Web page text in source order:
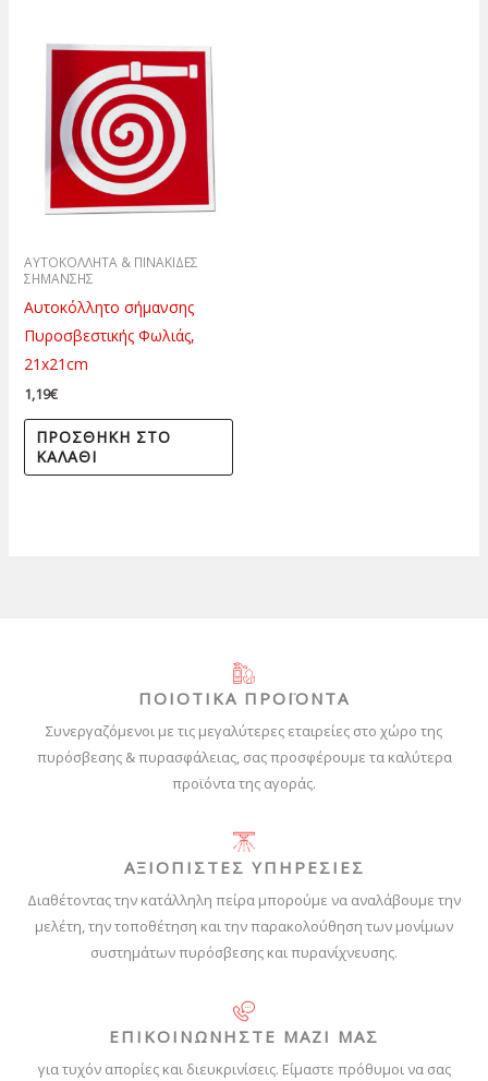
ΑΥΤΟΚΟΛΛΗΤΑ & ΠΙΝΑΚΙΔΕΣ
ΣΗΜΑΝΣΗΣ
Αυτοκόλλητο σήμανσης
Πυροσβεστικής Φωλιάς,
21x21cm
1,19€
ΠΡΟΣΘΉΚΗ ΣΤΟ
ΚΑΛΆΘΙ
ΠΟΙΟΤΙΚΑ ΠΡΟΪΟΝΤΑ
Συνεργαζόμενοι με τις μεγαλύτερες εταιρείες στο χώρο της
πυρόσβεσης & πυρασφάλειας, σας προσφέρουμε τα καλύτερα
προϊόντα της αγοράς.
ΑΞΙΟΠΙΣΤΕΣ ΥΠΗΡΕΣΙΕΣ
Διαθέτοντας την κατάλληλη πείρα μπορούμε να αναλάβουμε την
μελέτη, την τοποθέτηση και την παρακολούθηση των μονίμων
συστημάτων πυρόσβεσης και πυρανίχνευσης.
ΕΠΙΚΟΙΝΩΝΗΣΤΕ ΜΑΖΙ ΜΑΣ
για τυχόν απορίες και διευκρινίσεις. Είμαστε πρόθυμοι να σας